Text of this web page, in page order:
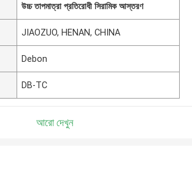
উচ্চ তাপমাত্রা প্রতিরোধী সিরামিক আস্তরণ
JIAOZUO, HENAN, CHINA
Debon
DB-TC
আরো দেখুন